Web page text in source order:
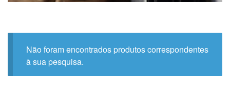
Não foram encontrados produtos correspondentes
à sua pesquisa.